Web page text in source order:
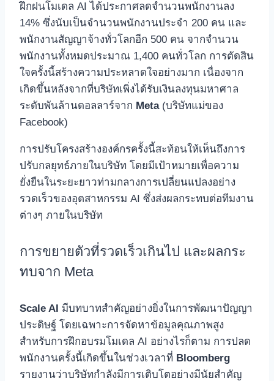
ฝึกฝนโมเดล AI ได้ประกาศลดจำนวนพนักงานลง
14% ซึ่งนับเป็นจำนวนพนักงานประจำ 200 คน และ
พนักงานสัญญาจ้างทั่วโลกอีก 500 คน จากจำนวน
พนักงานทั้งหมดประมาณ 1,400 คนทั่วโลก การตัดสิน
ใจครั้งนี้สร้างความประหลาดใจอย่างมาก เนื่องจาก
เกิดขึ้นหลังจากที่บริษัทเพิ่งได้รับเงินลงทุนมหาศาล
ระดับพันล้านดอลลาร์จาก Meta(บริษัทแม่ของ
Facebook)
การปรับโครงสร้างองค์กรครั้งนี้สะท้อนให้เห็นถึงการ
ปรับกลยุทธ์ภายในบริษัท โดยมีเป้าหมายเพื่อความ
ยั่งยืนในระยะยาวท่ามกลางการเปลี่ยนแปลงอย่าง
รวดเร็วของอุตสาหกรรม AI ซึ่งส่งผลกระทบต่อทีมงาน
ต่างๆ ภายในบริษัท
การขยายตัวที่รวดเร็วเกินไป และผลกระ
ทบจาก Meta
Scale AI มีบทบาทสำคัญอย่างยิ่งในการพัฒนาปัญญา
ประดิษฐ์ โดยเฉพาะการจัดหาข้อมูลคุณภาพสูง
สำหรับการฝึกอบรมโมเดล AI อย่างไรก็ตาม การปลด
พนักงานครั้งนี้เกิดขึ้นในช่วงเวลาที่ Bloomberg
รายงานว่าบริษัทกำลังมีการเติบโตอย่างมีนัยสำคัญ